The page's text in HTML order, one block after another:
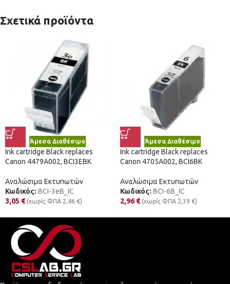
Σχετικά προϊόντα
Άμεσα Διαθέσιμο
Ink cartridge Black replaces
Canon 4479A002, BCI3EBK
Αναλώσιμα Εκτυπωτών
Κωδικός: BCI-3eB_IC
3,05 € (χωρίς ΦΠΑ 2,46 €)
Άμεσα Διαθέσιμο
Ink cartridge Black replaces
Canon 4705A002, BCI6BK
Αναλώσιμα Εκτυπωτών
Κωδικός: BCI-6B_IC
2,96 € (χωρίς ΦΠΑ 2,39 €)